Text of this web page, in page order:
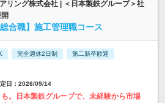
リング株式会社 | ＜日本製鉄グループ＞社
合職】施工管理職コース
完全週休2日制 第二新卒歓迎
日：2026/09/14
。日本製鉄グループで、未経験から市場